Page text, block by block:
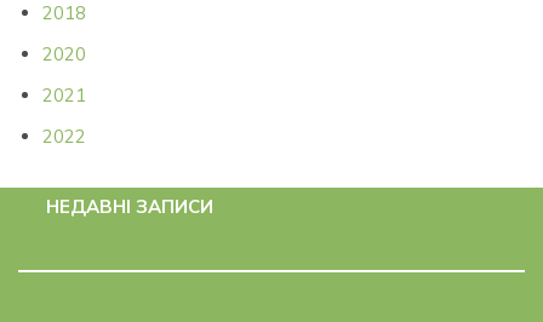
2018
2020
2021
2022
НЕДАВНІ ЗАПИСИ